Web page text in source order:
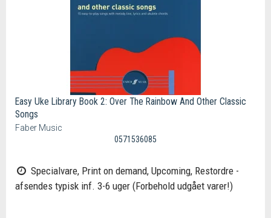
Easy Uke Library Book 2: Over The Rainbow And Other Classic
Songs
Faber Music
0571536085
Specialvare, Print on demand, Upcoming, Restordre -
afsendes typisk inf. 3-6 uger (Forbehold udgået varer!)